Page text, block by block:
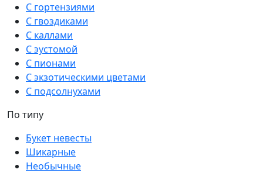
С гортензиями
С гвоздиками
С каллами
С эустомой
С пионами
С экзотическими цветами
С подсолнухами
По типу
Букет невесты
Шикарные
Необычные